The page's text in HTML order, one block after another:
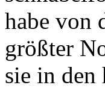
habe von
größter
sie in den